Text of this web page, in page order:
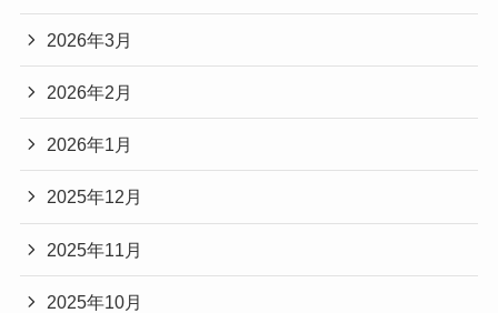
2026年3月
2026年2月
2026年1月
2025年12月
2025年11月
2025年10月